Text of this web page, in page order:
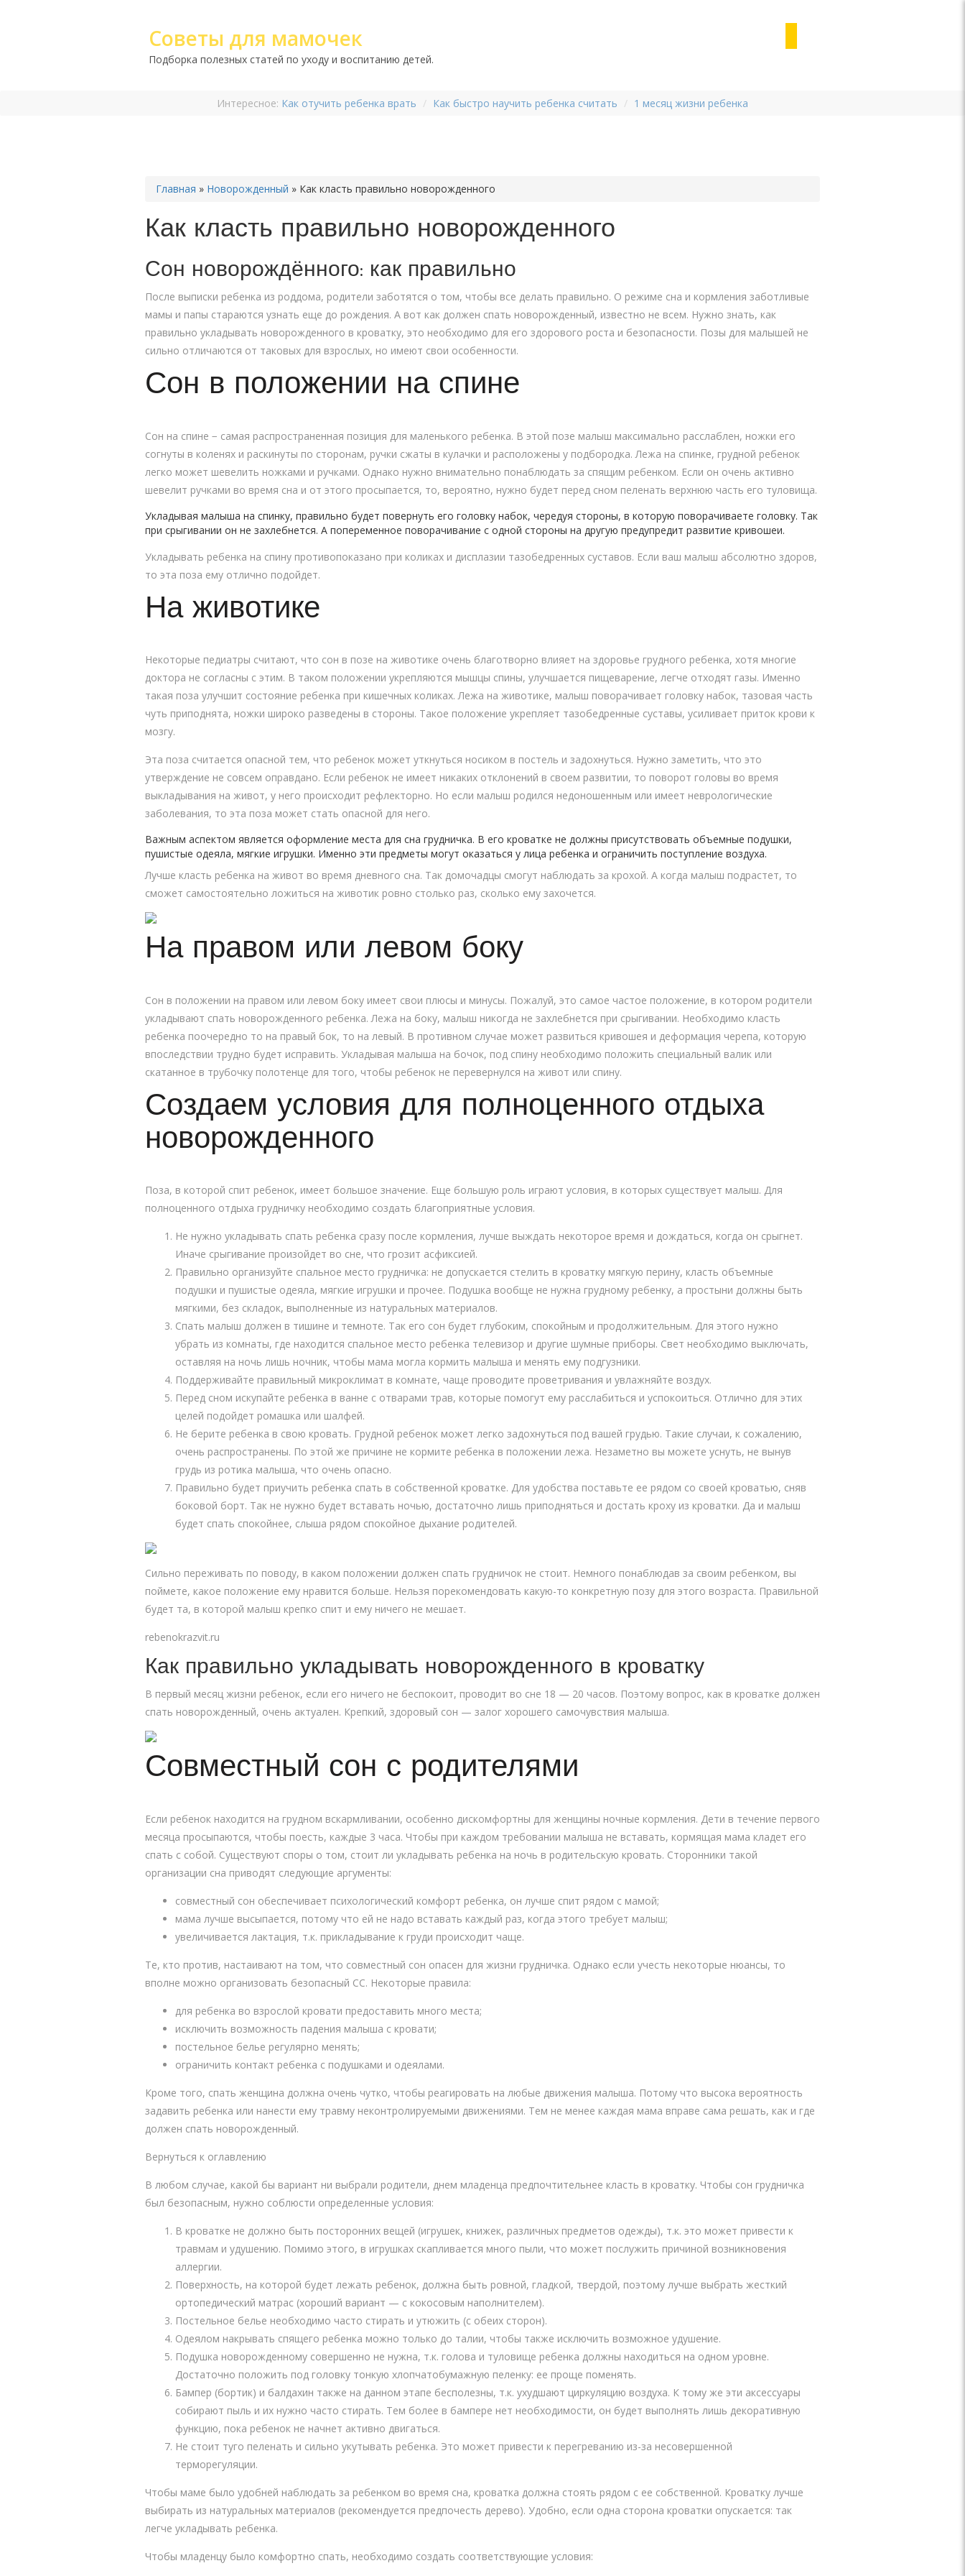
Советы для мамочек
Подборка полезных статей по уходу и воспитанию детей.
Интересное: Как отучить ребенка врать Как быстро научить ребенка считать 1 месяц жизни ребенка
Главная » Новорожденный » Как класть правильно новорожденного
Как класть правильно новорожденного
Сон новорождённого: как правильно
После выписки ребенка из роддома, родители заботятся о том, чтобы все делать правильно. О режиме сна и кормления заботливые
мамы и папы стараются узнать еще до рождения. А вот как должен спать новорожденный, известно не всем. Нужно знать, как
правильно укладывать новорожденного в кроватку, это необходимо для его здорового роста и безопасности. Позы для малышей не
сильно отличаются от таковых для взрослых, но имеют свои особенности.
Сон в положении на спине
Сон на спине − самая распространенная позиция для маленького ребенка. В этой позе малыш максимально расслаблен, ножки его
согнуты в коленях и раскинуты по сторонам, ручки сжаты в кулачки и расположены у подбородка. Лежа на спинке, грудной ребенок
легко может шевелить ножками и ручками. Однако нужно внимательно понаблюдать за спящим ребенком. Если он очень активно
шевелит ручками во время сна и от этого просыпается, то, вероятно, нужно будет перед сном пеленать верхнюю часть его туловища.
Укладывая малыша на спинку, правильно будет повернуть его головку набок, чередуя стороны, в которую поворачиваете головку. Так
при срыгивании он не захлебнется. А попеременное поворачивание с одной стороны на другую предупредит развитие кривошеи.
Укладывать ребенка на спину противопоказано при коликах и дисплазии тазобедренных суставов. Если ваш малыш абсолютно здоров,
то эта поза ему отлично подойдет.
На животике
Некоторые педиатры считают, что сон в позе на животике очень благотворно влияет на здоровье грудного ребенка, хотя многие
доктора не согласны с этим. В таком положении укрепляются мышцы спины, улучшается пищеварение, легче отходят газы. Именно
такая поза улучшит состояние ребенка при кишечных коликах. Лежа на животике, малыш поворачивает головку набок, тазовая часть
чуть приподнята, ножки широко разведены в стороны. Такое положение укрепляет тазобедренные суставы, усиливает приток крови к
мозгу.
Эта поза считается опасной тем, что ребенок может уткнуться носиком в постель и задохнуться. Нужно заметить, что это
утверждение не совсем оправдано. Если ребенок не имеет никаких отклонений в своем развитии, то поворот головы во время
выкладывания на живот, у него происходит рефлекторно. Но если малыш родился недоношенным или имеет неврологические
заболевания, то эта поза может стать опасной для него.
Важным аспектом является оформление места для сна грудничка. В его кроватке не должны присутствовать объемные подушки,
пушистые одеяла, мягкие игрушки. Именно эти предметы могут оказаться у лица ребенка и ограничить поступление воздуха.
Лучше класть ребенка на живот во время дневного сна. Так домочадцы смогут наблюдать за крохой. А когда малыш подрастет, то
сможет самостоятельно ложиться на животик ровно столько раз, сколько ему захочется.
На правом или левом боку
Сон в положении на правом или левом боку имеет свои плюсы и минусы. Пожалуй, это самое частое положение, в котором родители
укладывают спать новорожденного ребенка. Лежа на боку, малыш никогда не захлебнется при срыгивании. Необходимо класть
ребенка поочередно то на правый бок, то на левый. В противном случае может развиться кривошея и деформация черепа, которую
впоследствии трудно будет исправить. Укладывая малыша на бочок, под спину необходимо положить специальный валик или
скатанное в трубочку полотенце для того, чтобы ребенок не перевернулся на живот или спину.
Создаем условия для полноценного отдыха
новорожденного
Поза, в которой спит ребенок, имеет большое значение. Еще большую роль играют условия, в которых существует малыш. Для
полноценного отдыха грудничку необходимо создать благоприятные условия.
Не нужно укладывать спать ребенка сразу после кормления, лучше выждать некоторое время и дождаться, когда он срыгнет.
Иначе срыгивание произойдет во сне, что грозит асфиксией.
Правильно организуйте спальное место грудничка: не допускается стелить в кроватку мягкую перину, класть объемные
подушки и пушистые одеяла, мягкие игрушки и прочее. Подушка вообще не нужна грудному ребенку, а простыни должны быть
мягкими, без складок, выполненные из натуральных материалов.
Спать малыш должен в тишине и темноте. Так его сон будет глубоким, спокойным и продолжительным. Для этого нужно
убрать из комнаты, где находится спальное место ребенка телевизор и другие шумные приборы. Свет необходимо выключать,
оставляя на ночь лишь ночник, чтобы мама могла кормить малыша и менять ему подгузники.
Поддерживайте правильный микроклимат в комнате, чаще проводите проветривания и увлажняйте воздух.
Перед сном искупайте ребенка в ванне с отварами трав, которые помогут ему расслабиться и успокоиться. Отлично для этих
целей подойдет ромашка или шалфей.
Не берите ребенка в свою кровать. Грудной ребенок может легко задохнуться под вашей грудью. Такие случаи, к сожалению,
очень распространены. По этой же причине не кормите ребенка в положении лежа. Незаметно вы можете уснуть, не вынув
грудь из ротика малыша, что очень опасно.
Правильно будет приучить ребенка спать в собственной кроватке. Для удобства поставьте ее рядом со своей кроватью, сняв
боковой борт. Так не нужно будет вставать ночью, достаточно лишь приподняться и достать кроху из кроватки. Да и малыш
будет спать спокойнее, слыша рядом спокойное дыхание родителей.
Сильно переживать по поводу, в каком положении должен спать грудничок не стоит. Немного понаблюдав за своим ребенком, вы
поймете, какое положение ему нравится больше. Нельзя порекомендовать какую-то конкретную позу для этого возраста. Правильной
будет та, в которой малыш крепко спит и ему ничего не мешает.
rebenokrazvit.ru
Как правильно укладывать новорожденного в кроватку
В первый месяц жизни ребенок, если его ничего не беспокоит, проводит во сне 18 — 20 часов. Поэтому вопрос, как в кроватке должен
спать новорожденный, очень актуален. Крепкий, здоровый сон — залог хорошего самочувствия малыша.
Совместный сон с родителями
Если ребенок находится на грудном вскармливании, особенно дискомфортны для женщины ночные кормления. Дети в течение первого
месяца просыпаются, чтобы поесть, каждые 3 часа. Чтобы при каждом требовании малыша не вставать, кормящая мама кладет его
спать с собой. Существуют споры о том, стоит ли укладывать ребенка на ночь в родительскую кровать. Сторонники такой
организации сна приводят следующие аргументы:
совместный сон обеспечивает психологический комфорт ребенка, он лучше спит рядом с мамой;
мама лучше высыпается, потому что ей не надо вставать каждый раз, когда этого требует малыш;
увеличивается лактация, т.к. прикладывание к груди происходит чаще.
Те, кто против, настаивают на том, что совместный сон опасен для жизни грудничка. Однако если учесть некоторые нюансы, то
вполне можно организовать безопасный СС. Некоторые правила:
для ребенка во взрослой кровати предоставить много места;
исключить возможность падения малыша с кровати;
постельное белье регулярно менять;
ограничить контакт ребенка с подушками и одеялами.
Кроме того, спать женщина должна очень чутко, чтобы реагировать на любые движения малыша. Потому что высока вероятность
задавить ребенка или нанести ему травму неконтролируемыми движениями. Тем не менее каждая мама вправе сама решать, как и где
должен спать новорожденный.
Вернуться к оглавлению
В любом случае, какой бы вариант ни выбрали родители, днем младенца предпочтительнее класть в кроватку. Чтобы сон грудничка
был безопасным, нужно соблюсти определенные условия:
В кроватке не должно быть посторонних вещей (игрушек, книжек, различных предметов одежды), т.к. это может привести к
травмам и удушению. Помимо этого, в игрушках скапливается много пыли, что может послужить причиной возникновения
аллергии.
Поверхность, на которой будет лежать ребенок, должна быть ровной, гладкой, твердой, поэтому лучше выбрать жесткий
ортопедический матрас (хороший вариант — с кокосовым наполнителем).
Постельное белье необходимо часто стирать и утюжить (с обеих сторон).
Одеялом накрывать спящего ребенка можно только до талии, чтобы также исключить возможное удушение.
Подушка новорожденному совершенно не нужна, т.к. голова и туловище ребенка должны находиться на одном уровне.
Достаточно положить под головку тонкую хлопчатобумажную пеленку: ее проще поменять.
Бампер (бортик) и балдахин также на данном этапе бесполезны, т.к. ухудшают циркуляцию воздуха. К тому же эти аксессуары
собирают пыль и их нужно часто стирать. Тем более в бампере нет необходимости, он будет выполнять лишь декоративную
функцию, пока ребенок не начнет активно двигаться.
Не стоит туго пеленать и сильно укутывать ребенка. Это может привести к перегреванию из-за несовершенной
терморегуляции.
Чтобы маме было удобней наблюдать за ребенком во время сна, кроватка должна стоять рядом с ее собственной. Кроватку лучше
выбирать из натуральных материалов (рекомендуется предпочесть дерево). Удобно, если одна сторона кроватки опускается: так
легче укладывать ребенка.
Чтобы младенцу было комфортно спать, необходимо создать соответствующие условия: